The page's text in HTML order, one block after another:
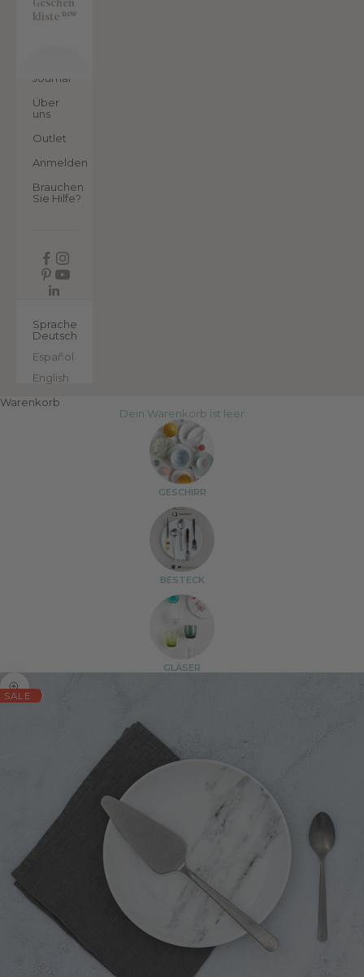
Geschen
kliste new
Journal
Über
uns
Outlet
Anmelden
Brauchen
Sie Hilfe?
Sprache
Deutsch
Español
English
Warenkorb
Dein Warenkorb ist leer
GESCHIRR
BESTECK
GLÄSER
Bild vergrößern
SALE